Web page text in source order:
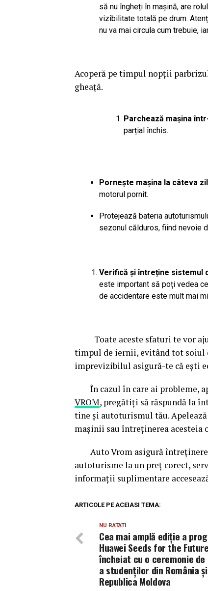
să nu îngheți în mașină, are
vizibilitate totală pe drum.
nu va mai circula cum trebuie,
Acoperă pe timpul nopții
gheață.
Parchează mașina
parțial închis.
Pornește mașina la câteva
motorul pornit.
Protejează bateria
sezonul călduros, fiind nevoie
Verifică și întreține sistemul
este important să poți vedea
de accidentare este mult mai
Toate aceste sfaturi te vor
timpul de iernii, evitând tot soiul
imprevizibilul asigură-te că ești
În cazul în care ai probleme,
VROM, pregătiți să răspundă la
tine și autoturismul tău.
mașinii sau întreținerea acesteia
Auto Vrom asigură
autoturisme la un preț corect,
informații suplimentare
ARTICOLE PE ACEIASI TEMA:
NU RATATI
Cea mai amplă ediție a
Huawei Seeds for the
încheiat cu o ceremonie
a studenților din România și
Republica Moldova